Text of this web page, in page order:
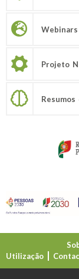
Webinars
Projeto
Utilização